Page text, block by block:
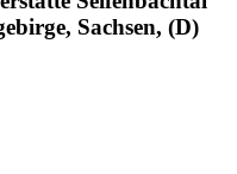
Sachsen, (D)